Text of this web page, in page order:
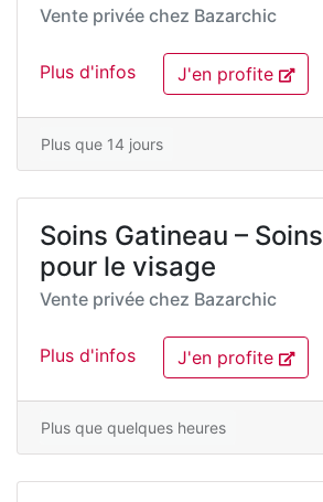
Vente privée chez Bazarchic
Plus d'infos J'en profite
Plus que 14 jours
Soins Gatineau – Soins
pour le visage
Vente privée chez Bazarchic
Plus d'infos J'en profite
Plus que quelques heures